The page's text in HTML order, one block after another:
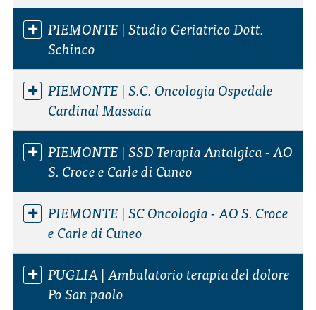
PIEMONTE | Studio Geriatrico Dott.
Schinco
PIEMONTE | S.C. Oncologia Ospedale
Cardinal Massaia
PIEMONTE | SSD Terapia Antalgica - AO
S. Croce e Carle di Cuneo
PIEMONTE | SC Oncologia - AO S. Croce
e Carle di Cuneo
PUGLIA | Ambulatorio terapia del dolore
Po San paolo